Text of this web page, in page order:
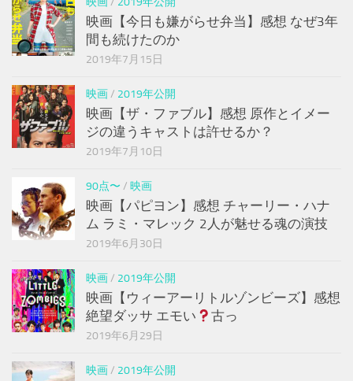
映画【今日も嫌がらせ弁当】感想 なぜ3年
間も続けたのか
2019年7月15日
映画/ 2019年公開
映画【ザ・ファブル】感想 原作とイメー
ジの違うキャストは許せるか？
2019年7月10日
90点〜 / 映画
映画【パピヨン】感想 チャーリー・ハナ
ム ラミ・マレック 2人が魅せる魂の演技
2019年6月30日
映画/ 2019年公開
映画【ウィーアーリトルゾンビーズ】感想
絶望ダッサ エモい
古っ
2019年6月29日
映画/ 2019年公開